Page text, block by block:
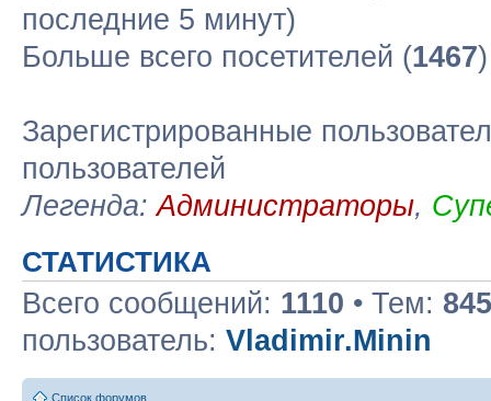
последние 5 минут)
Больше всего посетителей (1467
Зарегистрированные
пользователей
Легенда:Администраторы,
СТАТИСТИКА
Всего сообщений: 1110 • Тем: 845
пользователь: Vladimir.Minin
Список форумов